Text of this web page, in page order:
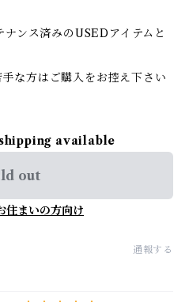
ンス済みのUSEDアイテムと
な方はご購入をお控え下さい
available
out
住まいの方向け
通報する